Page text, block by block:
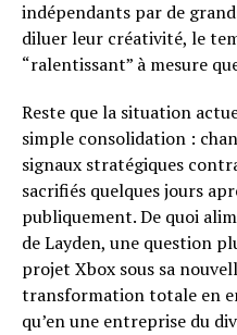
indépendants par de
diluer leur créativité, le
“ralentissant” à mesure
Reste que la situation
simple consolidation :
signaux stratégiques
sacrifiés quelques jours
publiquement. De quoi
de Layden, une question
projet Xbox sous sa
transformation totale en
qu’en une entreprise du